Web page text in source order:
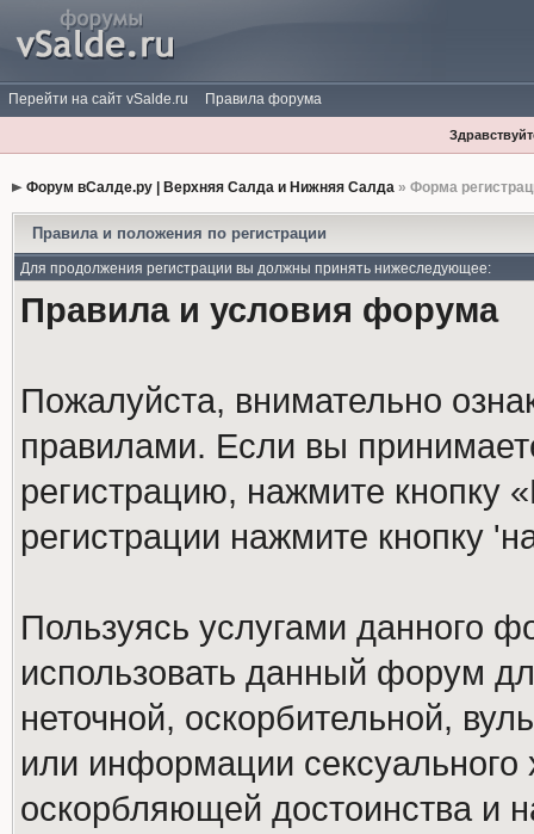
Перейти на сайт vSalde.ru Правила форума
Форум вСалде.ру | Верхняя Салда и Нижняя Салда» Форма
Правила и положения по регистрации
Для продолжения регистрации вы должны принять нижеследующее:
Правила и условия форума
Пожалуйста, внимательно
правилами. Если вы
регистрацию, нажмите кнопку
регистрации нажмите кнопку
Пользуясь услугами данного
использовать данный форум
неточной, оскорбительной,
или информации
оскорбляющей достоинства и